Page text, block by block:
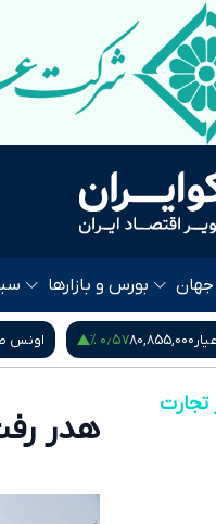
جهان بورس و بازارها
80,855,000۰٫۵۷ % اونس
تجارت
هدر رفت